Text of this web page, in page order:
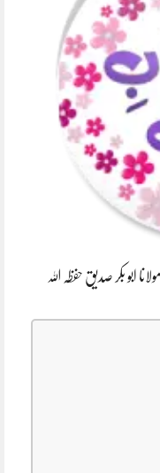
ابو بکر صدیق حفظہ اللہ